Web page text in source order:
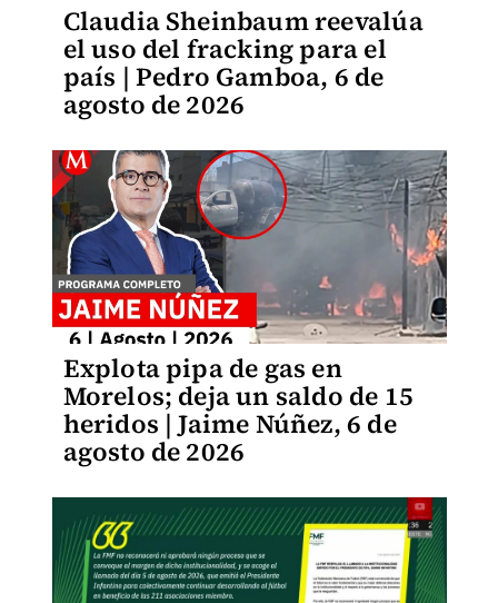
Claudia Sheinbaum reevalúa
el uso del fracking para el
país | Pedro Gamboa, 6 de
agosto de 2026
Explota pipa de gas en
Morelos; deja un saldo de 15
heridos | Jaime Núñez, 6 de
agosto de 2026